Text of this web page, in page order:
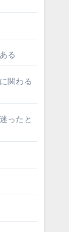
る
関わる
ったと